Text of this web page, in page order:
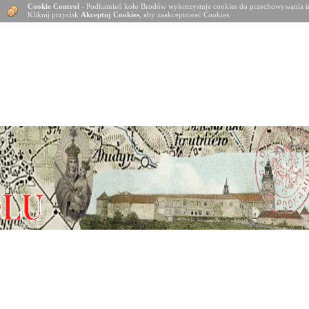
Cookie Control - Podkamień koło Brodów wykorzystuje cookies do
Kliknij przycisk Akceptuj Cookies , aby zaakceptować Cookies.